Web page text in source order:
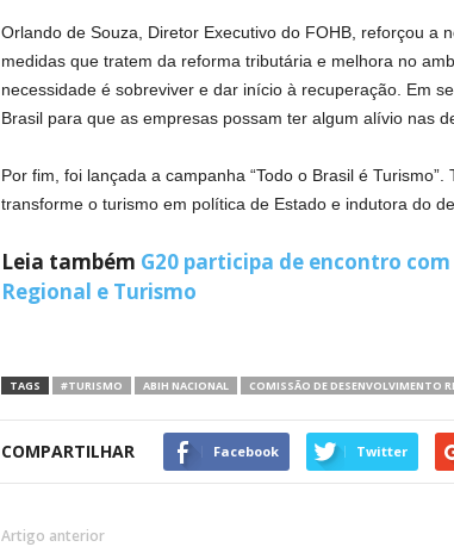
Orlando de Souza, Diretor Executivo do FOHB, reforçou a
medidas que tratem da reforma tributária e melhora no
necessidade é sobreviver e dar início à recuperação. Em
Brasil para que as empresas possam ter algum alívio nas
Por fim, foi lançada a campanha “Todo o Brasil é
transforme o turismo em política de Estado e indutora do
Leia também G20 participa de encontro
Regional e Turismo
TAGS #TURISMO ABIH NACIONAL COMISSÃO DE DESENVOLVIMENTO
COMPARTILHAR Facebook Twitter
Artigo anterior